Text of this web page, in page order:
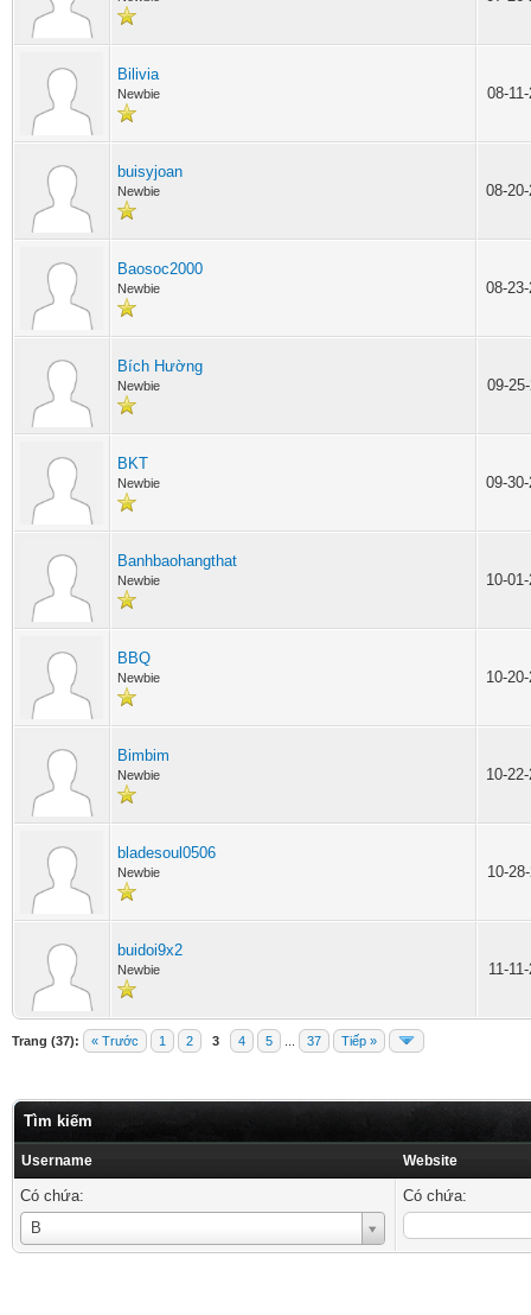
Bilivia
Newbie 08-
buisyjoan
Newbie 08-
Baosoc2000
Newbie 08-
Bích Hường
Newbie 09-
BKT
Newbie 09-
Banhbaohangthat
Newbie 10-
BBQ
Newbie 10-
Bimbim
Newbie 10-
bladesoul0506
Newbie 10-
buidoi9x2
Newbie 11-
Trang (37): « Trước 1 2 3 4 5 37 Tiếp »
Tìm kiếm
Username Website
Có chứa:
B
Username
Có chứa: